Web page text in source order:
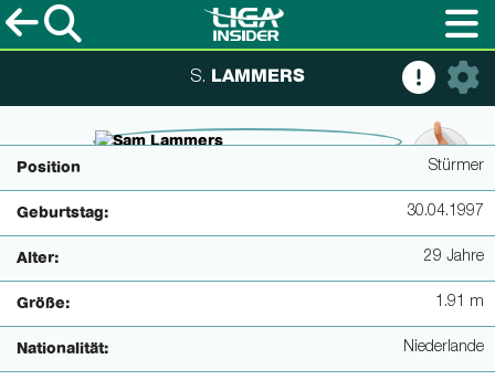
S. LAMMERS
© www.bundesliga.com
Position Stürmer
Geburtstag: 30.04.1997
Alter: 29 Jahre
Größe: 1.91 m
Nationalität: Niederlande